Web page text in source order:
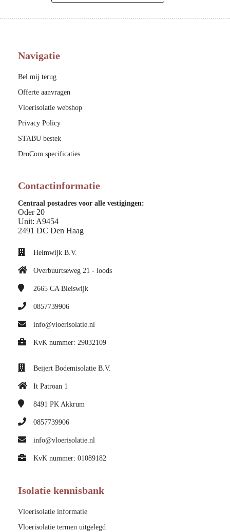
Navigatie
Bel mij terug
Offerte aanvragen
Vloerisolatie webshop
Privacy Policy
STABU bestek
DroCom specificaties
Contactinformatie
Centraal postadres voor alle vestigingen:
Oder 20
Unit: A9454
2491 DC Den Haag
Helmwijk B.V.
Overbuurtseweg 21 - loods
2665 CA Bleiswijk
0857739906
info@vloerisolatie.nl
KvK nummer: 29032109
Beijert Bodemisolatie B.V.
It Patroan 1
8491 PK Akkrum
0857739906
info@vloerisolatie.nl
KvK nummer: 01089182
Isolatie kennisbank
Vloerisolatie informatie
Vloerisolatie termen uitgelegd